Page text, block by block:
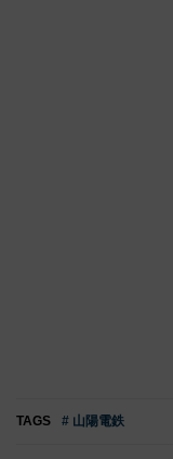
TAGS # 山陽電鉄